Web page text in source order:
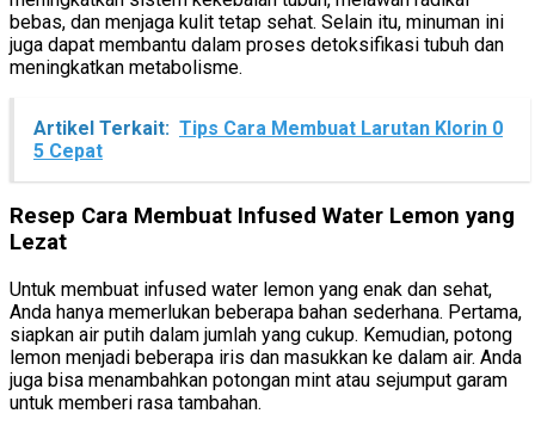
bebas, dan menjaga kulit tetap sehat. Selain itu, minuman ini
juga dapat membantu dalam proses detoksifikasi tubuh dan
meningkatkan metabolisme.
Artikel Terkait: Tips Cara Membuat Larutan Klorin 0
5 Cepat
Resep Cara Membuat Infused Water Lemon yang
Lezat
Untuk membuat infused water lemon yang enak dan sehat,
Anda hanya memerlukan beberapa bahan sederhana. Pertama,
siapkan air putih dalam jumlah yang cukup. Kemudian, potong
lemon menjadi beberapa iris dan masukkan ke dalam air. Anda
juga bisa menambahkan potongan mint atau sejumput garam
untuk memberi rasa tambahan.